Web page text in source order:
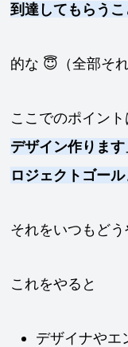
到達してもらう
的な 😇（全部そ
ここでのポイン
デザイン作りま
ロジェクトゴー
それをいつもど
これをやると
デザイナやエ